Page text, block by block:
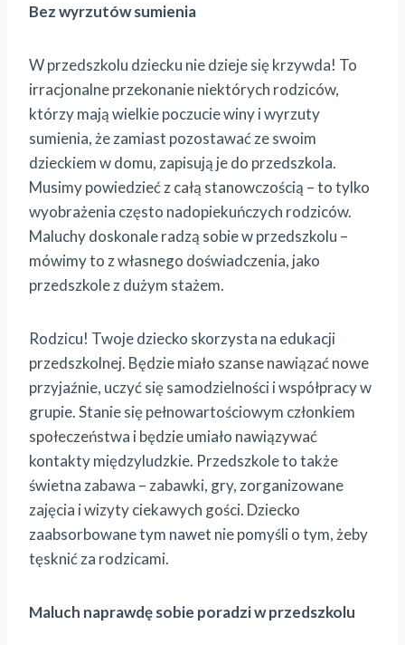
Bez wyrzutów sumienia
W przedszkolu dziecku nie dzieje się krzywda! To
irracjonalne przekonanie niektórych rodziców,
którzy mają wielkie poczucie winy i wyrzuty
sumienia, że zamiast pozostawać ze swoim
dzieckiem w domu, zapisują je do przedszkola.
Musimy powiedzieć z całą stanowczością – to tylko
wyobrażenia często nadopiekuńczych rodziców.
Maluchy doskonale radzą sobie w przedszkolu –
mówimy to z własnego doświadczenia, jako
przedszkole z dużym stażem.
Rodzicu! Twoje dziecko skorzysta na edukacji
przedszkolnej. Będzie miało szanse nawiązać nowe
przyjaźnie, uczyć się samodzielności i współpracy w
grupie. Stanie się pełnowartościowym członkiem
społeczeństwa i będzie umiało nawiązywać
kontakty międzyludzkie. Przedszkole to także
świetna zabawa – zabawki, gry, zorganizowane
zajęcia i wizyty ciekawych gości. Dziecko
zaabsorbowane tym nawet nie pomyśli o tym, żeby
tęsknić za rodzicami.
Maluch naprawdę sobie poradzi w przedszkolu